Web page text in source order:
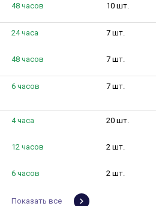
48 часов 10 шт.
24 часа 7 шт.
48 часов 7 шт.
6 часов 7 шт.
4 часа 20 шт.
12 часов 2 шт.
6 часов 2 шт.
Показать все